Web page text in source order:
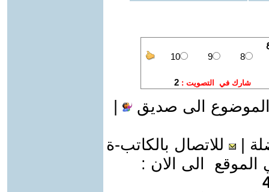
الى صديق
للاتصال بالكاتب-ة
الى الان :